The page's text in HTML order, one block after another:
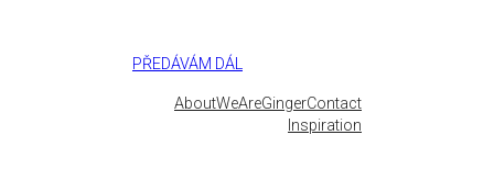
PŘEDÁVÁM DÁL
AboutWeAreGingerContact
Inspiration